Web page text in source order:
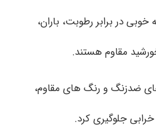
در برابر رطوبت، باران،
مقاوم هستند.
ضدزنگ و رنگ های مقاوم،
جلوگیری کرد.